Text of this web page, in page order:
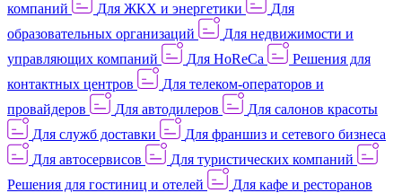
компаний
Для ЖКХ и энергетики
Для
образовательных организаций
Для недвижимости и
управляющих компаний
Для HoReCa
Решения для
контактных центров
Для телеком-операторов и
провайдеров
Для автодилеров
Для салонов красоты
Для служб доставки
Для франшиз и сетевого бизнеса
Для автосервисов
Для туристических компаний
Решения для гостиниц и отелей
Для кафе и ресторанов